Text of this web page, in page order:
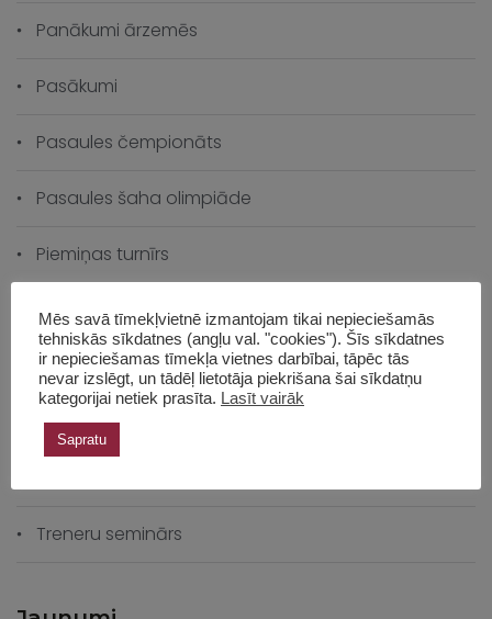
Panākumi ārzemēs
Pasākumi
Pasaules čempionāts
Pasaules šaha olimpiāde
Piemiņas turnīrs
Šaha vēsture
Šahs izaugsmei
Skolas čempionāts
Treneru seminārs
Mēs savā tīmekļvietnē izmantojam tikai nepieciešamās
tehniskās sīkdatnes (angļu val. "cookies"). Šīs sīkdatnes
ir nepieciešamas tīmekļa vietnes darbībai, tāpēc tās
nevar izslēgt, un tādēļ lietotāja piekrišana šai sīkdatņu
kategorijai netiek prasīta. Lasīt vairāk
Sapratu